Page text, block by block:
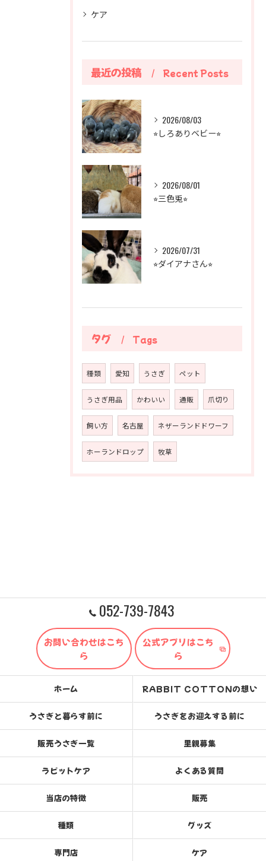
ケア
最近の投稿 Recent Posts
2026/08/03
⭐︎しろありベビー⭐︎
2026/08/01
⭐︎三色兎⭐︎
2026/07/31
⭐︎ダイアナさん⭐︎
タグ Tags
種類 愛知 うさぎ ペット
うさぎ用品 かわいい 通販 爪切り
飼い方 名古屋 ネザーランドドワーフ
ホーランドロップ 牧草
052-739-7843
お問い合わせはこち
ら
公式アプリはこち
ら
ホーム RABBIT COTTONの想い
うさぎと暮らす前に うさぎをお迎えする前に
販売うさぎ一覧 里親募集
ラビットケア よくある質問
当店の特徴 販売
種類 グッズ
専門店 ケア